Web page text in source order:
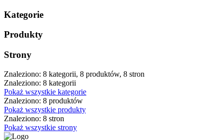
Kategorie
Produkty
Strony
Znaleziono: 8 kategorii, 8 produktów, 8 stron
Znaleziono: 8 kategorii
Pokaż wszystkie kategorie
Znaleziono: 8 produktów
Pokaż wszystkie produkty
Znaleziono: 8 stron
Pokaż wszystkie strony